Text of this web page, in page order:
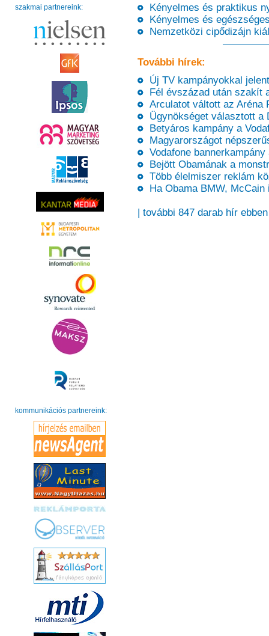
szakmai partnereink:
kommunikációs partnereink:
Kényelmes és praktikus
Kényelmes és
Nemzetközi cipődizájn
További hírek:
Új TV kampányokkal
Fél évszázad után szakít
Arculatot váltott az Aréna
Ügynökséget választott a
Betyáros kampány a
Magyarországot
Vodafone bannerkampány
Bejött Obamának a
Több élelmiszer reklám
Ha Obama BMW, McCain
| további 847 darab hír